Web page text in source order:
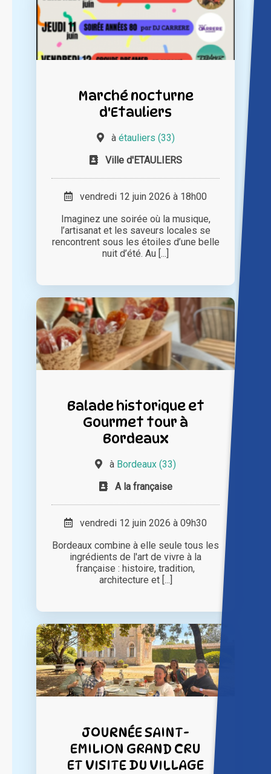
Marché nocturne
d'Etauliers
à étauliers (33)
Ville d'ETAULIERS
vendredi 12 juin 2026 à 18h00
Imaginez une soirée où la musique,
l’artisanat et les saveurs locales se
rencontrent sous les étoiles d’une belle
nuit d’été. Au [...]
Balade historique et
Gourmet tour à
Bordeaux
à Bordeaux (33)
A la française
vendredi 12 juin 2026 à 09h30
Bordeaux combine à elle seule tous les
ingrédients de l'art de vivre à la
française : histoire, tradition,
architecture et [...]
JOURNÉE SAINT-
EMILION GRAND CRU
ET VISITE DU VILLAGE